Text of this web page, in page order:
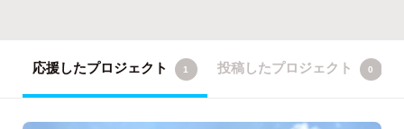
応援したプロジェクト 1 投稿したプロジェクト 0